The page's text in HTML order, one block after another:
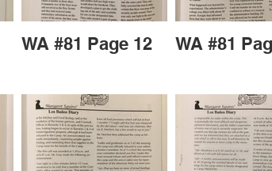
WA #81 Page 12 WA #81